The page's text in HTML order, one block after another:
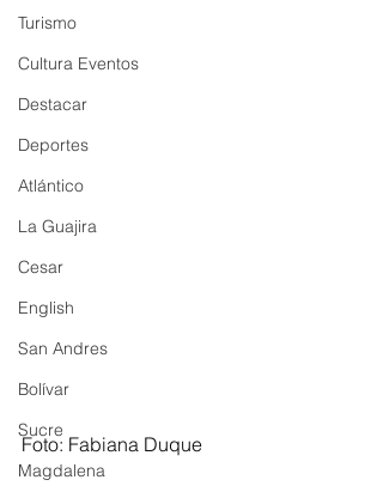
Turismo
Cultura Eventos
Destacar
Deportes
Atlántico
La Guajira
Cesar
English
San Andres
Bolívar
Sucre
Magdalena
Foto: Fabiana Duque